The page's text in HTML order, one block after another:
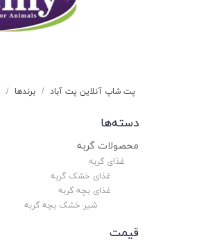
پت شاپ آنلاین پت آباد برندها
دسته‌ها
محصولات گربه
غذای گربه
غذای خشک گربه
غذای بچه گربه
شیر خشک بچه گربه
قیمت